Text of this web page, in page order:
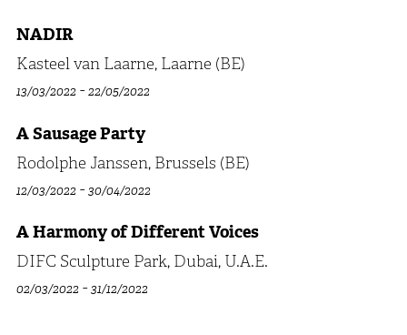
NADIR
Kasteel van Laarne, Laarne (BE)
13/03/2022 -22/05/2022
A Sausage Party
Rodolphe Janssen, Brussels (BE)
12/03/2022 -30/04/2022
A Harmony of Different Voices
DIFC Sculpture Park, Dubai, U.A.E.
02/03/2022 -31/12/2022